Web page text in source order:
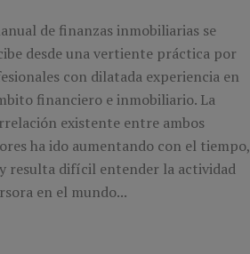
de finanzas inmobiliarias se
desde una vertiente práctica por
con dilatada experiencia en
financiero e inmobiliario. La
existente entre ambos
ha ido aumentando con el tiempo,
resulta difícil entender la actividad
en el mundo...